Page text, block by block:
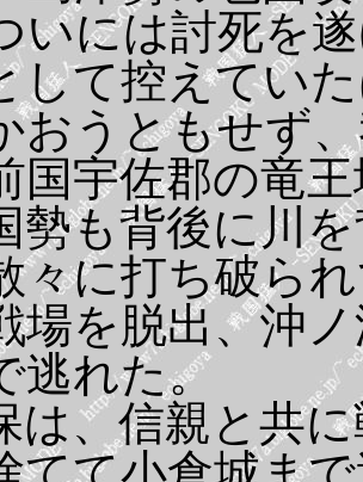
いには討死を
して控えてい
おうともせず
国宇佐郡の竜
勢も背後に川
々に打ち破ら
場を脱出、沖
逃れた。
は、信親と共
てて小倉城ま